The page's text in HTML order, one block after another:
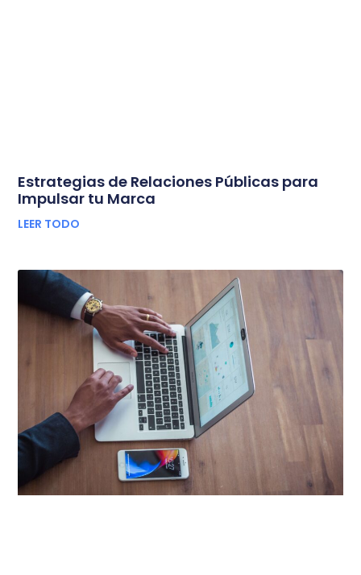
Estrategias de Relaciones Públicas para
Impulsar tu Marca
LEER TODO